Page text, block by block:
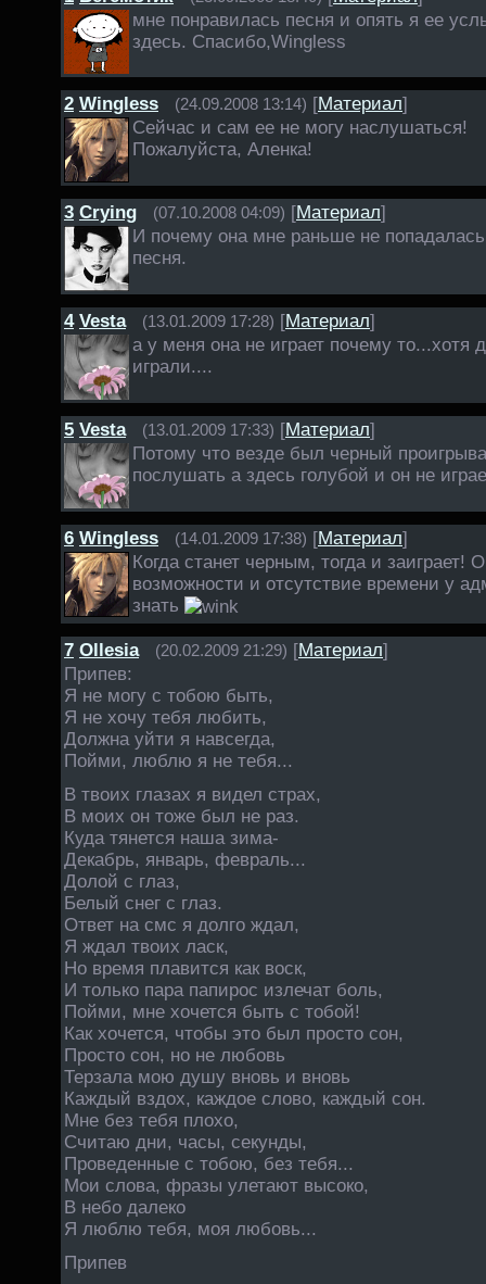
мне понравилась песня и опять я ее
здесь. Спасибо,Wingless
2 Wingless (24.09.2008 13:14) [Материал]
Сейчас и сам ее не могу наслушаться!
Пожалуйста, Аленка!
3 Crying (07.10.2008 04:09) [Материал]
И почему она мне раньше не
песня.
4 Vesta (13.01.2009 17:28) [Материал]
а у меня она не играет почему то...хотя
играли....
5 Vesta (13.01.2009 17:33) [Материал]
Потому что везде был черный
послушать а здесь голубой и он не
6 Wingless (14.01.2009 17:38) [Материал]
Когда станет черным, тогда и заиграет!
возможности и отсутствие времени у
знать
7 Ollesia (20.02.2009 21:29) [Материал]
Припев:
Я не могу с тобою быть,
Я не хочу тебя любить,
Должна уйти я навсегда,
Пойми, люблю я не тебя...
В твоих глазах я видел страх,
В моих он тоже был не раз.
Куда тянется наша зима-
Декабрь, январь, февраль...
Долой с глаз,
Белый снег с глаз.
Ответ на смс я долго ждал,
Я ждал твоих ласк,
Но время плавится как воск,
И только пара папирос излечат боль,
Пойми, мне хочется быть с тобой!
Как хочется, чтобы это был просто сон,
Просто сон, но не любовь
Терзала мою душу вновь и вновь
Каждый вздох, каждое слово, каждый сон.
Мне без тебя плохо,
Считаю дни, часы, секунды,
Проведенные с тобою, без тебя...
Мои слова, фразы улетают высоко,
В небо далеко
Я люблю тебя, моя любовь...
Припев